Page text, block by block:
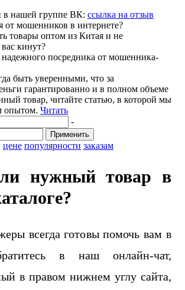
в нашей группе ВК: ссылка на отзыв
от мошенников в интернете?
товары оптом из Китая и не
кинут?
надежного посредника от мошенника-
быть уверенными, что за
гарантированно и в полном объеме
товар, читайте статью, в которой мы
опытом. Читать
цене популярности заказам
-
Применить
нужный товар в
всегда готовы помочь вам в
в наш онлайн-чат,
в правом нижнем углу сайта,